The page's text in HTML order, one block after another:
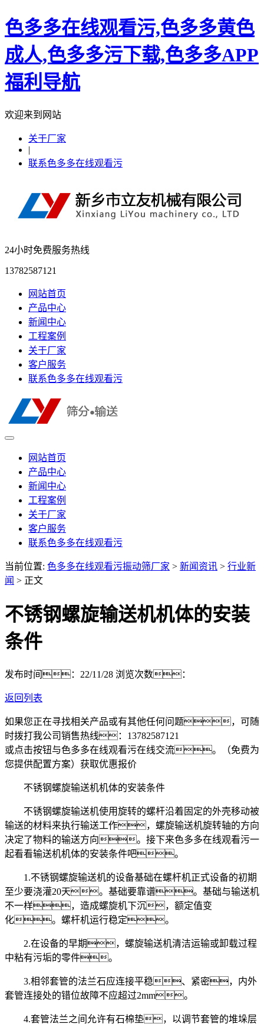
色多多在线观看污,色多多黄色
成人,色多多污下载,色多多APP
福利导航
欢迎来到网站
关于厂家
|
联系色多多在线观看污
24小时免费服务热线
13782587121
网站首页
产品中心
新闻中心
工程案例
关于厂家
客户服务
联系色多多在线观看污
网站首页
产品中心
新闻中心
工程案例
关于厂家
客户服务
联系色多多在线观看污
当前位置: 色多多在线观看污振动筛厂家 > 新闻资讯 > 行业新
闻 > 正文
不锈钢螺旋输送机机体的安装
条件
发布时间：22/11/28 浏览次数：
返回列表
如果您正在寻找相关产品或有其他任何问题，可随
时拨打我公司销售热线： 13782587121
或点击按钮与色多多在线观看污在线交流。（免费为
您提供配置方案） 获取优惠报价
不锈钢螺旋输送机机体的安装条件
不锈钢螺旋输送机使用旋转的螺杆沿着固定的外壳移动被
输送的材料来执行输送工作，螺旋输送机旋转轴的方向
决定了物料的输送方向。接下来色多多在线观看污一
起看看输送机机体的安装条件吧。
1.不锈钢螺旋输送机的设备基础在螺杆机正式设备的初期
至少要浇灌20天。基础要靠谱。基础与输送机
不一样，造成螺旋机下沉，额定值变
化。螺杆机运行稳定。
2.在设备的早期，螺旋输送机清洁运输或卸载过程
中粘有污垢的零件。
3.相邻套管的法兰石应连接平稳、紧密，内外
套管连接处的错位故障不应超过2mm。
4.套管法兰之间允许有石棉垫，以调节套管的堆垛层